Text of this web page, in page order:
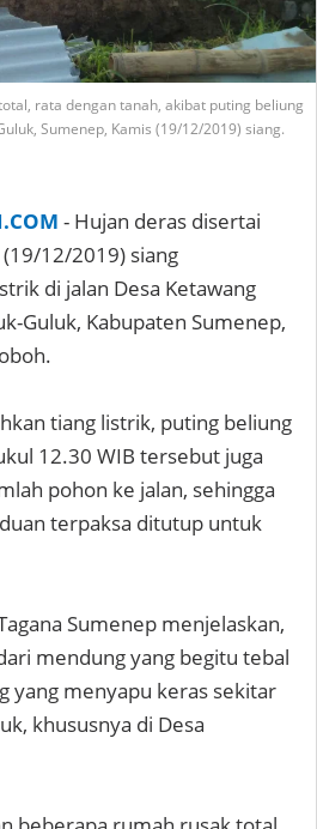
rata dengan tanah, akibat puting beliung
Sumenep, Kamis (19/12/2019) siang.
- Hujan deras disertai
12/2019) siang
di jalan Desa Ketawang
Guluk, Kabupaten Sumenep,
tiang listrik, puting beliung
12.30 WIB tersebut juga
pohon ke jalan, sehingga
terpaksa ditutup untuk
Sumenep menjelaskan,
mendung yang begitu tebal
yang menyapu keras sekitar
khususnya di Desa